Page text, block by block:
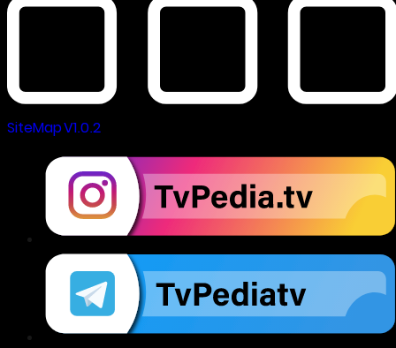
SiteMap V1.0.2